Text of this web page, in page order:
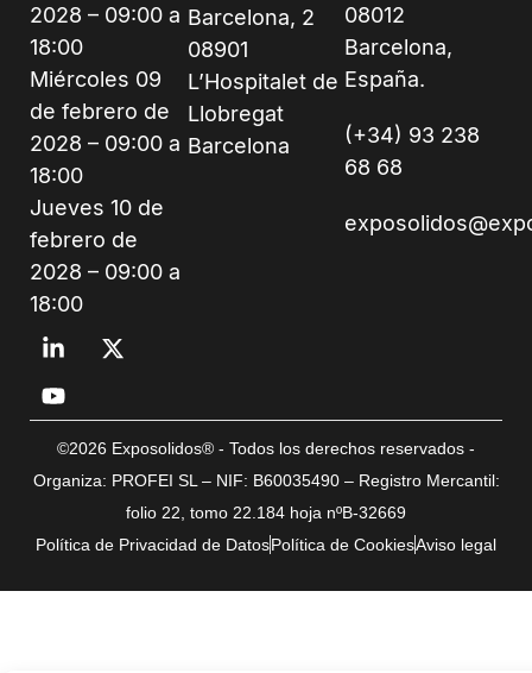
2028 – 09:00 a
18:00
Miércoles 09
de febrero de
2028 – 09:00 a
18:00
Jueves 10 de
febrero de
2028 – 09:00 a
18:00
Barcelona, 2
08901
L’Hospitalet de
Llobregat
Barcelona
08012
Barcelona,
España.
(+34) 93 238
68 68
©2026 Exposolidos® - Todos los derechos reservados -
Organiza: PROFEI SL – NIF: B60035490 – Registro Mercantil:
folio 22, tomo 22.184 hoja nºB-32669
Política de Privacidad de DatosPolítica de CookiesAviso legal